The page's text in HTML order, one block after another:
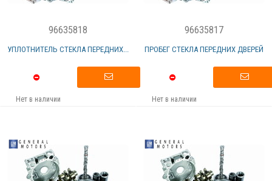
96635818
УПЛОТНИТЕЛЬ СТЕКЛА ПЕРЕДНИХ...
Нет в наличии
96635817
ПРОБЕГ СТЕКЛА ПЕРЕДНИХ ДВЕРЕЙ
Нет в наличии